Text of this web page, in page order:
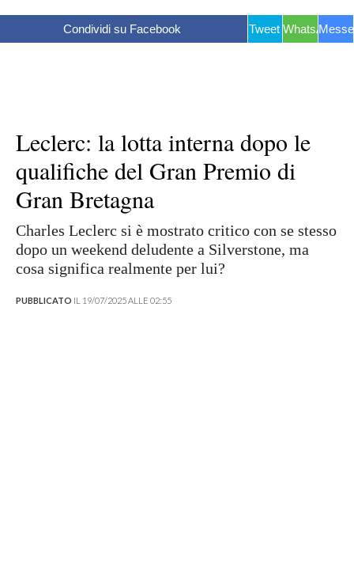
Condividi su Facebook Tweet WhatsApp
Leclerc: la lotta interna dopo le
qualifiche del Gran Premio di
Gran Bretagna
Charles Leclerc si è mostrato critico con se stesso
dopo un weekend deludente a Silverstone, ma
cosa significa realmente per lui?
PUBBLICATO IL 19/07/2025 ALLE 02:55